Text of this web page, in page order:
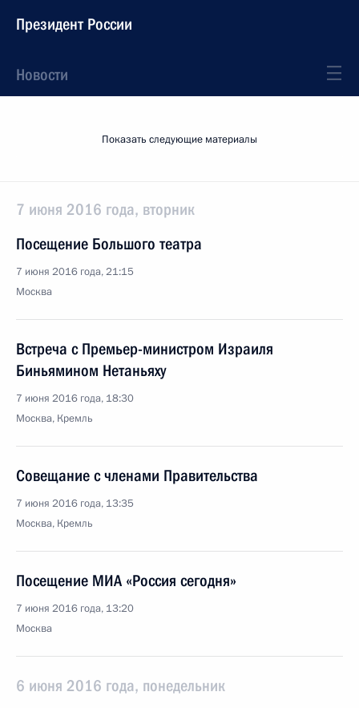
Президент России
Новости
Показать следующие материалы
7 июня 2016 года, вторник
Посещение Большого театра
7 июня 2016 года, 21:15
Москва
Встреча с Премьер-министром Израиля
Биньямином Нетаньяху
7 июня 2016 года, 18:30
Москва, Кремль
Совещание с членами Правительства
7 июня 2016 года, 13:35
Москва, Кремль
Посещение МИА «Россия сегодня»
7 июня 2016 года, 13:20
Москва
6 июня 2016 года, понедельник